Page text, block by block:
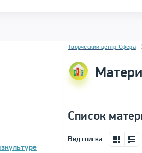
Блок новостей
Творческий центр Сфера
Список
Вид списка: